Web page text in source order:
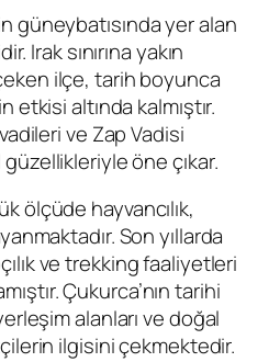
güneybatısında yer alan
Irak sınırına yakın
ilçe, tarih boyunca
etkisi altında kalmıştır.
ve Zap Vadisi
öne çıkar.
ölçüde hayvancılık,
Son yıllarda
ve trekking faaliyetleri
Çukurca’nın tarihi
alanları ve doğal
ilgisini çekmektedir.